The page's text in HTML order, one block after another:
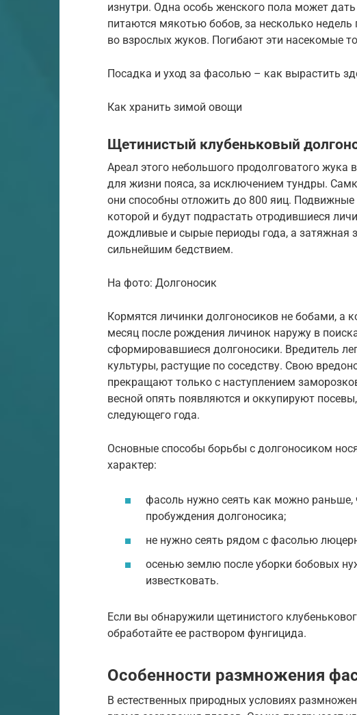
изнутри. Одна особь женского пола может
питаются мякотью бобов, за несколько
во взрослых жуков. Погибают эти насекомые
Посадка и уход за фасолью – как вырастить
Как хранить зимой овощи
Щетинистый клубеньковый
Ареал этого небольшого продолговатого жука
для жизни пояса, за исключением тундры.
они способны отложить до 800 яиц.
которой и будут подрастать отродившиеся
дождливые и сырые периоды года, а затяжная
сильнейшим бедствием.
На фото: Долгоносик
Кормятся личинки долгоносиков не бобами, а
месяц после рождения личинок наружу в
сформировавшиеся долгоносики. Вредитель
культуры, растущие по соседству. Свою
прекращают только с наступлением
весной опять появляются и оккупируют
следующего года.
Основные способы борьбы с долгоносиком
характер:
фасоль нужно сеять как можно раньше,
пробуждения долгоносика;
не нужно сеять рядом с фасолью
осенью землю после уборки бобовых
известковать.
Если вы обнаружили щетинистого
обработайте ее раствором фунгицида.
Особенности размножения
В естественных природных условиях